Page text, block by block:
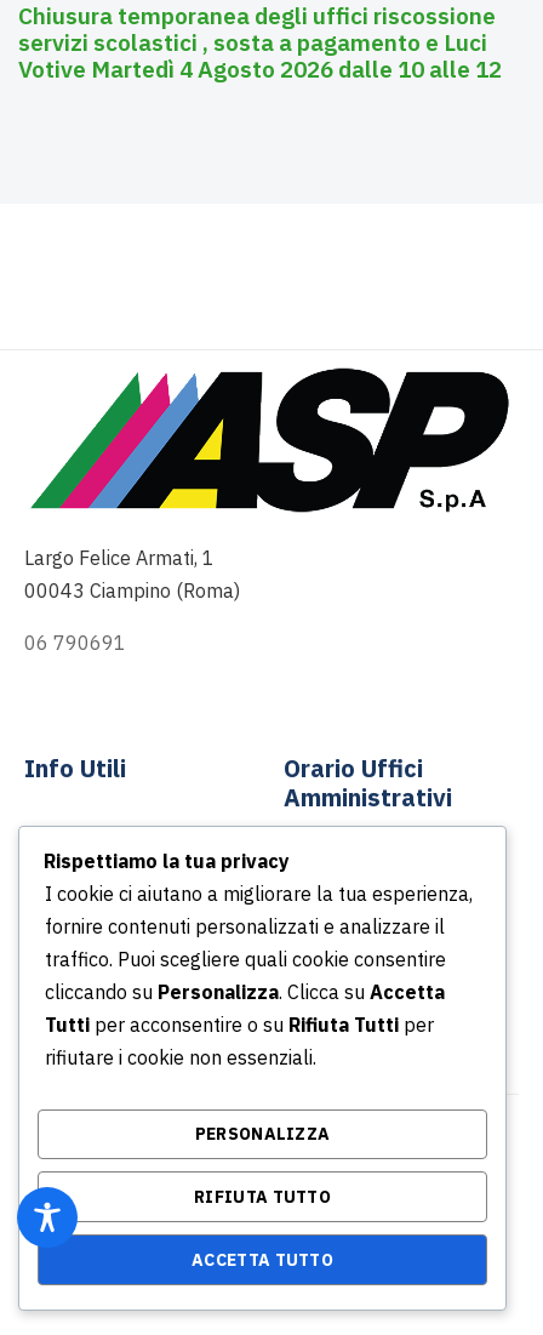
Chiusura temporanea degli uffici riscossione
servizi scolastici , sosta a pagamento e Luci
Votive Martedì 4 Agosto 2026 dalle 10 alle 12
Largo Felice Armati, 1
00043 Ciampino (Roma)
06 790691
Info Utili
News
Podcast
Portale della Trasparenza
Whistleblowing
Orario Uffici
Amministrativi
Dal lunedì al venerdì
Dalle ore 8.30 alle ore
13.30
Dalle ore 14.30 alle ore
16.30
© Copyright 2026 Azienda Servizi Pubblici S.p.a. |
P.IVA/CF/ Iscrizione CCIA 02315031001 - REA: RM -
864634
Privacy Policy
Rispettiamo la tua privacy
I cookie ci aiutano a migliorare la tua esperienza,
fornire contenuti personalizzati e analizzare il
traffico. Puoi scegliere quali cookie consentire
cliccando su Personalizza. Clicca su Accetta
Tutti per acconsentire o su Rifiuta Tutti per
rifiutare i cookie non essenziali.
PERSONALIZZA
RIFIUTA TUTTO
ACCETTA TUTTO